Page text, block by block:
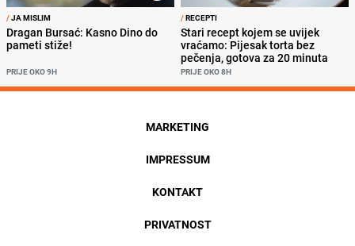
/JA MISLIM
Dragan Bursać: Kasno Dino do
pameti stiže!
PRIJE OKO 9H
/RECEPTI
Stari recept kojem se uvijek
vraćamo: Pijesak torta bez
pečenja, gotova za 20 minuta
PRIJE OKO 8H
MARKETING
IMPRESSUM
KONTAKT
PRIVATNOST